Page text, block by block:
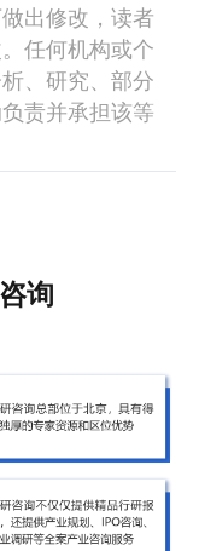
出修改，读者
任何机构或个
、研究、部分
责并承担该等
询